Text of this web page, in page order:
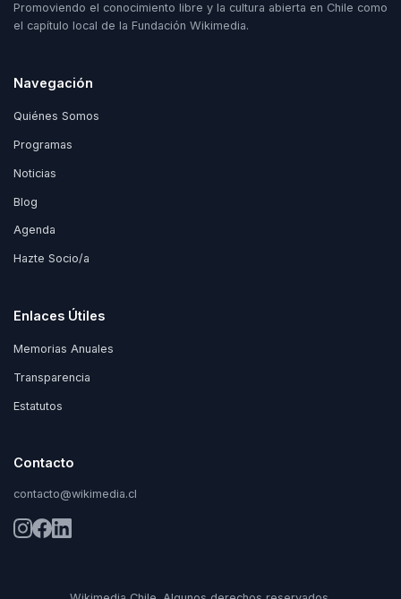
Promoviendo el conocimiento libre y la cultura abierta en Chile como
el capítulo local de la Fundación Wikimedia.
Navegación
Quiénes Somos
Programas
Noticias
Blog
Agenda
Hazte Socio/a
Enlaces Útiles
Memorias Anuales
Transparencia
Estatutos
Contacto
contacto@wikimedia.cl